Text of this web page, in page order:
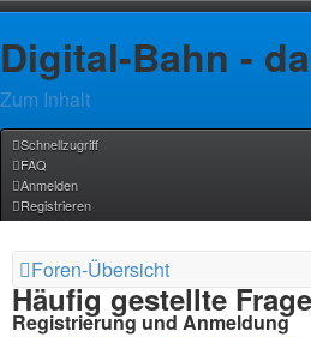
Digital-Bahn -
Zum Inhalt
Schnellzugriff
FAQ
Anmelden
Registrieren
Foren-Übersicht
Häufig gestellte
Registrierung und Anmeldung